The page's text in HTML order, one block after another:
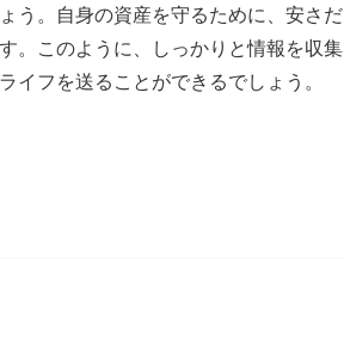
う。自身の資産を守るために、安さだ
。このように、しっかりと情報を収集
イフを送ることができるでしょう。